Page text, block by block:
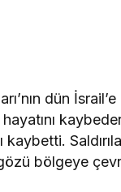
dün
kaybetti.
bölgeye